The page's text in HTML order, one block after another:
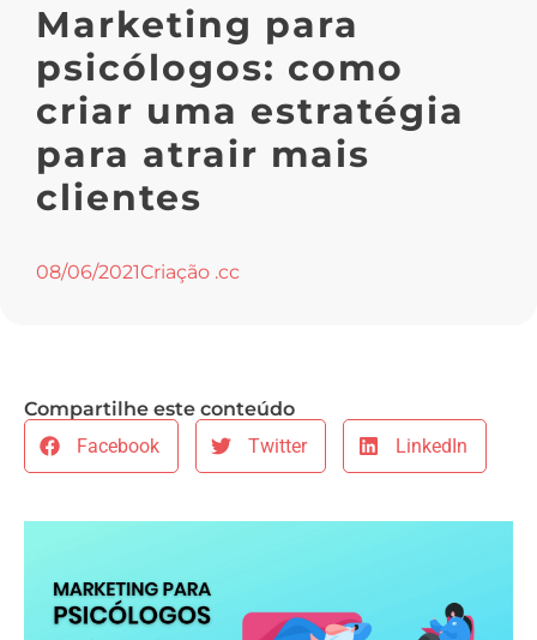
Marketing para
psicólogos: como
criar uma estratégia
para atrair mais
clientes
08/06/2021Criação .cc
Compartilhe este conteúdo
Facebook
Twitter LinkedIn